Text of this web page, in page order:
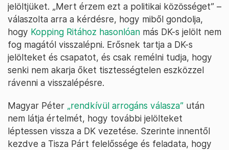
jelöltjüket. „Mert érzem ezt a politikai közösséget” –
válaszolta arra a kérdésre, hogy miből gondolja,
hogy Kopping Ritához hasonlóan más DK-s jelölt nem
fog magától visszalépni. Erősnek tartja a DK-s
jelölteket és csapatot, és csak remélni tudja, hogy
senki nem akarja őket tisztességtelen eszközzel
rávenni a visszalépésre.
Magyar Péter „rendkívül arrogáns válasza” után
nem látja értelmét, hogy további jelölteket
léptessen vissza a DK vezetése. Szerinte innentől
kezdve a Tisza Párt felelőssége és feladata, hogy